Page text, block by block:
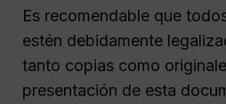
Es recomendable que
estén debidamente
tanto copias como
presentación de esta